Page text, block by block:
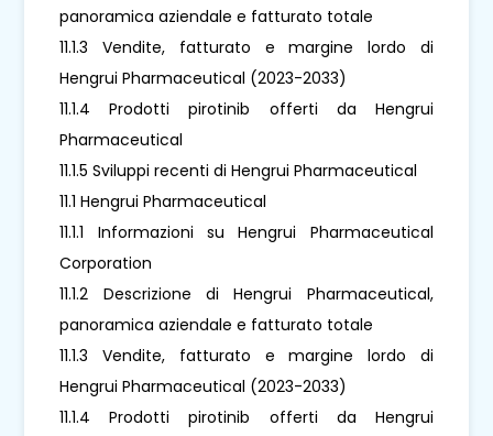
panoramica aziendale e fatturato totale
11.1.3 Vendite, fatturato e margine lordo di
Hengrui Pharmaceutical (2023-2033)
11.1.4 Prodotti pirotinib offerti da Hengrui
Pharmaceutical
11.1.5 Sviluppi recenti di Hengrui Pharmaceutical
11.1 Hengrui Pharmaceutical
11.1.1 Informazioni su Hengrui Pharmaceutical
Corporation
11.1.2 Descrizione di Hengrui Pharmaceutical,
panoramica aziendale e fatturato totale
11.1.3 Vendite, fatturato e margine lordo di
Hengrui Pharmaceutical (2023-2033)
11.1.4 Prodotti pirotinib offerti da Hengrui